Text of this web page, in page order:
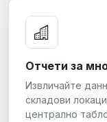
Отчети за
Извличайте
складови
централно